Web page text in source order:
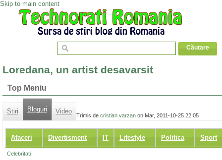
Skip to main content
Loredana, un artist desavarsit
Top Meniu
Stiri Bloguri Video
Afaceri Divertisment IT Lifestyle Politica Sport
Trimis de cristian.varzan on Mar, 2011-10-25 22:05
Celebritati